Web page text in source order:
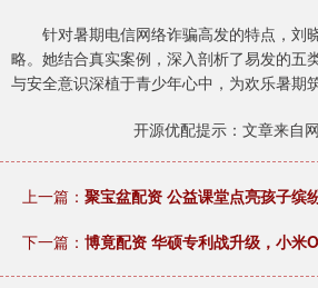
针对暑期电信网络诈骗高发的特点，刘
略。她结合真实案例，深入剖析了易发的五
与安全意识深植于青少年心中，为欢乐暑期
开源优配提示：文章来自
上一篇： 聚宝盆配资 公益课堂点亮孩子缤
下一篇： 博竟配资 华硕专利战升级，小米